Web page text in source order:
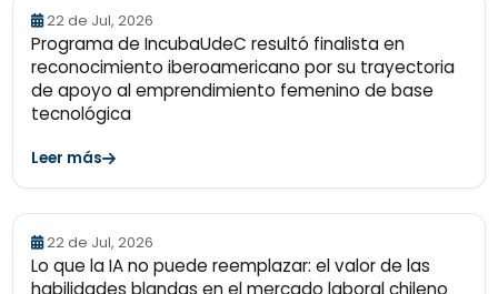
22 de Jul, 2026
Programa de IncubaUdeC resultó finalista en
reconocimiento iberoamericano por su trayectoria
de apoyo al emprendimiento femenino de base
tecnológica
Leer más
22 de Jul, 2026
Lo que la IA no puede reemplazar: el valor de las
habilidades blandas en el mercado laboral chileno